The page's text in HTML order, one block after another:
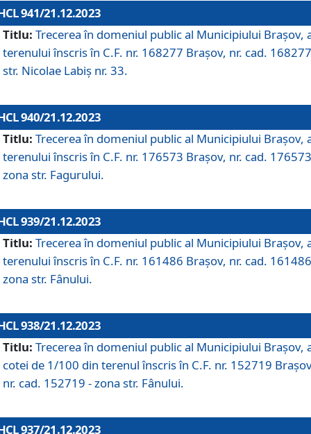
941/21.12.2023
Titlu: Trecerea în domeniul public al Municipiului Braşov,
terenului înscris în C.F. nr. 168277 Brașov, nr. cad.
str. Nicolae Labiș nr. 33.
940/21.12.2023
Titlu: Trecerea în domeniul public al Municipiului Braşov,
terenului înscris în C.F. nr. 176573 Brașov, nr. cad.
zona str. Fagurului.
939/21.12.2023
Titlu: Trecerea în domeniul public al Municipiului Braşov,
terenului înscris în C.F. nr. 161486 Brașov, nr. cad.
zona str. Fânului.
938/21.12.2023
Titlu: Trecerea în domeniul public al Municipiului Braşov,
cotei de 1/100 din terenul înscris în C.F. nr. 152719
nr. cad. 152719 - zona str. Fânului.
937/21.12.2023